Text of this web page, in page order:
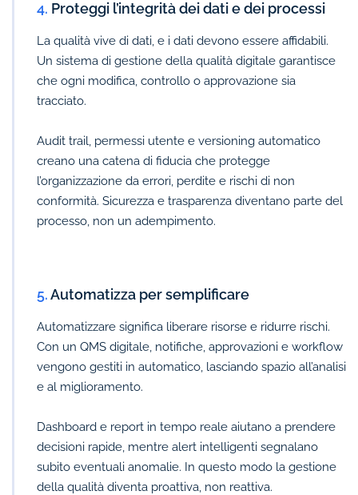
4. Proteggi l’integrità dei dati e dei processi
La qualità vive di dati, e i dati devono essere affidabili.
Un sistema di gestione della qualità digitale garantisce
che ogni modifica, controllo o approvazione sia
tracciato.
Audit trail, permessi utente e versioning automatico
creano una catena di fiducia che protegge
l’organizzazione da errori, perdite e rischi di non
conformità. Sicurezza e trasparenza diventano parte del
processo, non un adempimento.
5.Automatizza per semplificare
Automatizzare significa liberare risorse e ridurre rischi.
Con un QMS digitale, notifiche, approvazioni e workflow
vengono gestiti in automatico, lasciando spazio all’analisi
e al miglioramento.
Dashboard e report in tempo reale aiutano a prendere
decisioni rapide, mentre alert intelligenti segnalano
subito eventuali anomalie. In questo modo la gestione
della qualità diventa proattiva, non reattiva.